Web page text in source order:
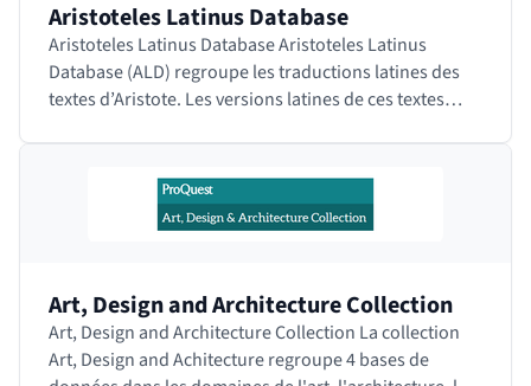
Aristoteles Latinus Database
Aristoteles Latinus Database Aristoteles Latinus
Database (ALD) regroupe les traductions latines des
textes d’Aristote. Les versions latines de ces textes
Art, Design and Architecture Collection
Art, Design and Architecture Collection La collection
Art, Design and Achitecture regroupe 4 bases de